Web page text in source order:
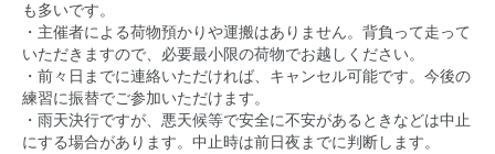
も多いです。
・主催者による荷物預かりや運搬はありません。背負って走って
いただきますので、必要最小限の荷物でお越しください。
・前々日までに連絡いただければ、キャンセル可能です。今後の
練習に振替でご参加いただけます。
・雨天決行ですが、悪天候等で安全に不安があるときなどは中止
にする場合があります。中止時は前日夜までに判断します。